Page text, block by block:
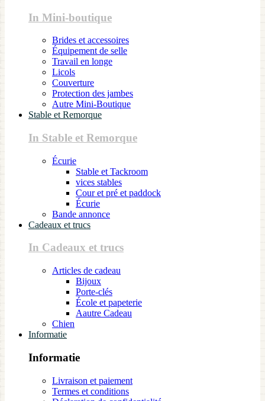
In Mini-boutique
Brides et accessoires
Équipement de selle
Travail en longe
Licols
Couverture
Protection des jambes
Autre Mini-Boutique
Stable et Remorque
In Stable et Remorque
Écurie
Stable et Tackroom
vices stables
Cour et pré et paddock
Écurie
Bande annonce
Cadeaux et trucs
In Cadeaux et trucs
Articles de cadeau
Bijoux
Porte-clés
École et papeterie
Aautre Cadeau
Chien
Informatie
Informatie
Livraison et paiement
Termes et conditions